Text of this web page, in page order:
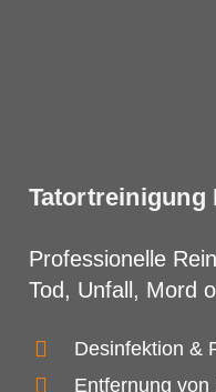
Tatortreinigung
Professionelle
Tod, Unfall, Mord
Desinfektion &
Entfernung